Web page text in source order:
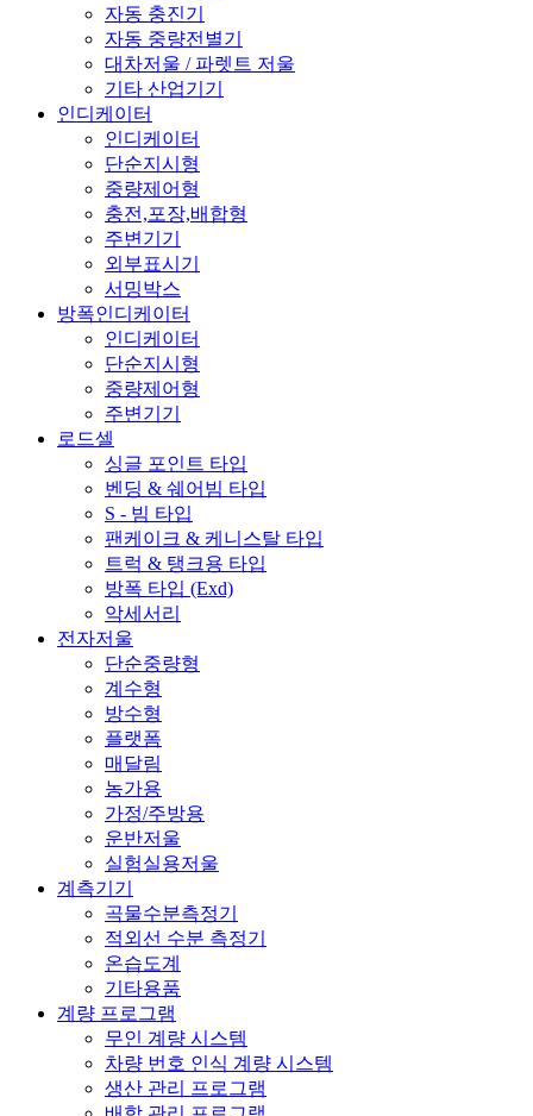
자동 충진기
자동 중량전별기
대차저울 / 파렛트 저울
기타 산업기기
인디케이터
인디케이터
단순지시형
중량제어형
충전,포장,배합형
주변기기
외부표시기
서밍박스
방폭인디케이터
인디케이터
단순지시형
중량제어형
주변기기
로드셀
싱글 포인트 타입
벤딩 & 쉐어빔 타입
S - 빔 타입
팬케이크 & 케니스탈 타입
트럭 & 탱크용 타입
방폭 타입 (Exd)
악세서리
전자저울
단순중량형
계수형
방수형
플랫폼
매달림
농가용
가정/주방용
운반저울
실험실용저울
계측기기
곡물수분측정기
적외선 수분 측정기
온습도계
기타용품
계량 프로그램
무인 계량 시스템
차량 번호 인식 계량 시스템
생산 관리 프로그램